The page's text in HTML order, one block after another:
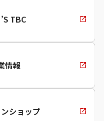
TBC
情報
ショップ